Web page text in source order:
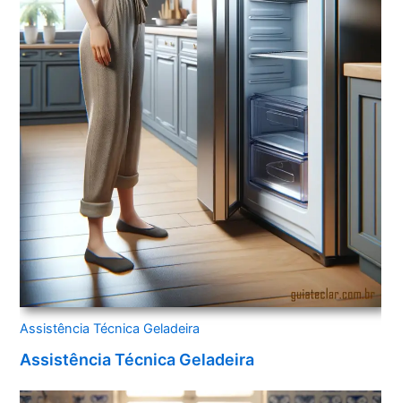
Assistência Técnica Geladeira
Assistência Técnica Geladeira